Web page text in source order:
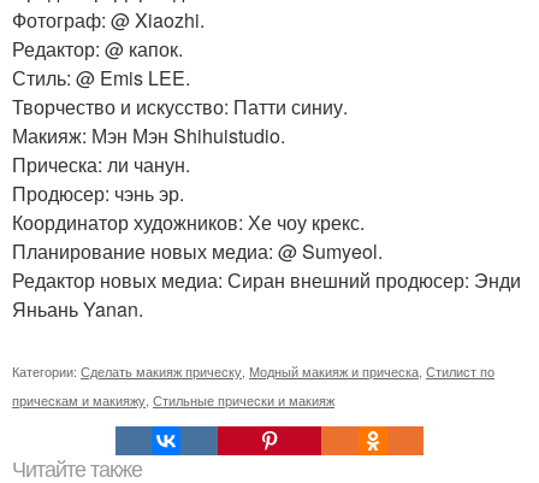
Фотограф: @ Xiaozhi.
Редактор: @ капок.
Стиль: @ Emis LEE.
Творчество и искусство: Патти синиу.
Макияж: Мэн Мэн Shihuistudio.
Прическа: ли чанун.
Продюсер: чэнь эр.
Координатор художников: Хе чоу крекс.
Планирование новых медиа: @ Sumyeol.
Редактор новых медиа: Сиран внешний продюсер: Энди
Яньань Yanan.
Категории: Сделать макияж прическу Модный макияж и прическа Стилист по
прическам и макияжу Стильные прически и макияж
Читайте также